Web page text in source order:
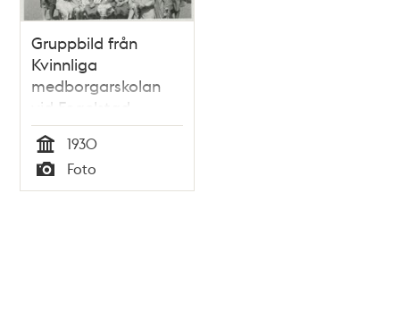
Gruppbild från
Kvinnliga
medborgarskolan
vid Fogelstad
Tid
1930
Typ
Foto